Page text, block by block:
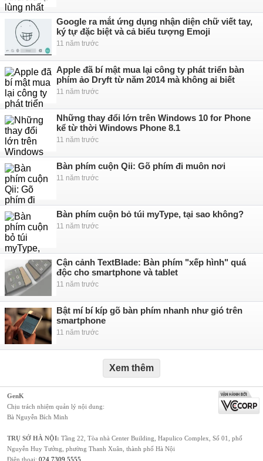
Google ra mắt ứng dụng nhận diện chữ viết tay,
ký tự đặc biệt và cả biểu tượng Emoji
11 năm trước
Apple đã bí mật mua lại công ty phát triển bàn
phím ảo Dryft từ năm 2014 mà không ai biết
11 năm trước
Những thay đổi lớn trên Windows 10 for Phone
kể từ thời Windows Phone 8.1
11 năm trước
Bàn phím cuộn Qii: Gõ phím đi muôn nơi
11 năm trước
Bàn phím cuộn bỏ túi myType, tại sao không?
11 năm trước
Cận cảnh TextBlade: Bàn phím "xếp hình" quá
độc cho smartphone và tablet
11 năm trước
Bật mí bí kíp gõ bàn phím nhanh như gió trên
smartphone
11 năm trước
Xem thêm
GenK
Chịu trách nhiệm quản lý nội dung:
Bà Nguyễn Bích Minh
TRỤ SỞ HÀ NỘI: Tầng 22, Tòa nhà Center Building, Hapulico Complex, Số 01, phố
Nguyễn Huy Tưởng, phường Thanh Xuân, thành phố Hà Nội
Điện thoại: 024 7309 5555